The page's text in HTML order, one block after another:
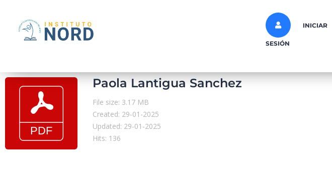
INICIAR
SESIÓN
Paola Lantigua Sanchez
File size: 3.17 MB
Created: 29-01-2025
Updated: 29-01-2025
Hits: 136